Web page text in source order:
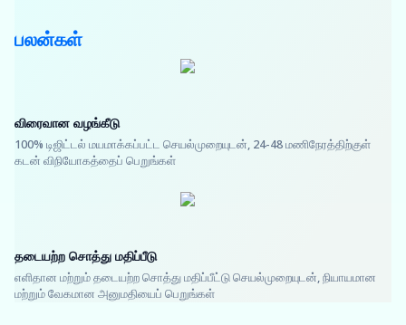
பலன்கள்
விரைவான வழங்கீடு
100% டிஜிட்டல் மயமாக்கப்பட்ட செயல்முறையுடன், 24-48 மணிநேரத்திற்குள்
கடன் விநியோகத்தைப் பெறுங்கள்
தடையற்ற சொத்து மதிப்பீடு
எளிதான மற்றும் தடையற்ற சொத்து மதிப்பீட்டு செயல்முறையுடன், நியாயமான
மற்றும் வேகமான அனுமதியைப் பெறுங்கள்